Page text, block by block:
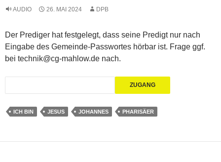
AUDIO 26. MAI 2024 DPB
Der Prediger hat festgelegt, dass seine Predigt nur nach
Eingabe des Gemeinde-Passwortes hörbar ist. Frage ggf.
bei technik@cg-mahlow.de nach.
ICH BIN JESUS JOHANNES PHARISÄER